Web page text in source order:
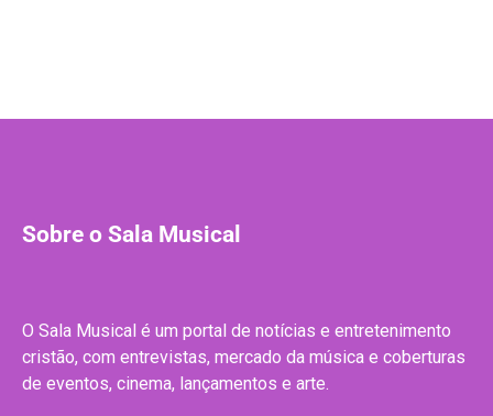
Sobre o Sala Musical
O Sala Musical é um portal de notícias e entretenimento
cristão, com entrevistas, mercado da música e coberturas
de eventos, cinema, lançamentos e arte.